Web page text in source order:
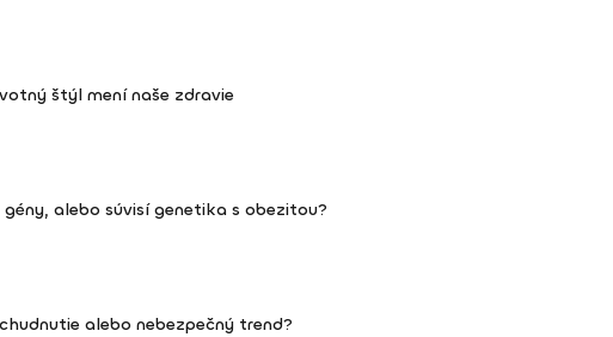
štýl mení naše zdravie
alebo súvisí genetika s obezitou?
alebo nebezpečný trend?